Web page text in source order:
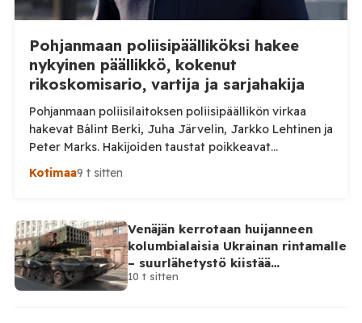
Pohjanmaan poliisipäälliköksi hakee
nykyinen päällikkö, kokenut
rikoskomisario, vartija ja sarjahakija
Pohjanmaan poliisilaitoksen poliisipäällikön virkaa
hakevat Bálint Berki, Juha Järvelin, Jarkko Lehtinen ja
Peter Marks. Hakijoiden taustat poikkeavat
huomattavasti toisistaan. Poliisihallitus nimittää
sen virkapaikkana on Vaasa. Poliisipäällikkö vastaa
muun muassa poliisilaitoksen toiminnan, talouden ja
henkilöstön johtamisesta sekä poliisipalvelujen
järjestämisestä laitoksen alueella. Tilaa Posi […]
Kotimaa9 t sitten
Venäjän kerrotaan huijanneen
kolumbialaisia Ukrainan rintamalle
– suurlähetystö kiistää
osallisuutensa
10 t sitten